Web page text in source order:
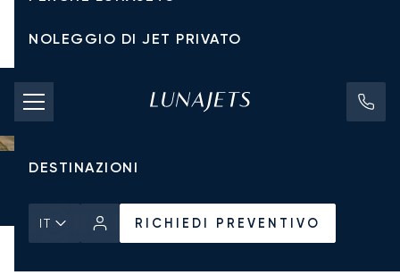
NOLEGGIO DI JET PRIVATO
TARIFFE DI NOLEGGIO
JET PRIVATI
DESTINAZIONI
IT RICHIEDI PREVENTIVO